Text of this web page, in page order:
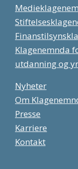
Klagenemnda
utdanning og
Nyheter
Om
Presse
Karriere
Kontakt